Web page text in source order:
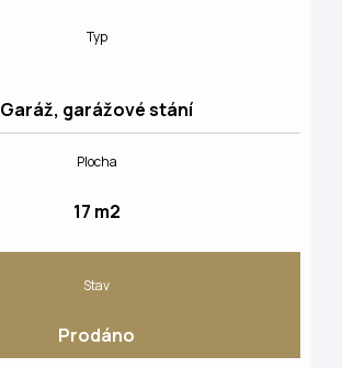
Typ
Garáž, garážové stání
Plocha
17 m2
Stav
Prodáno